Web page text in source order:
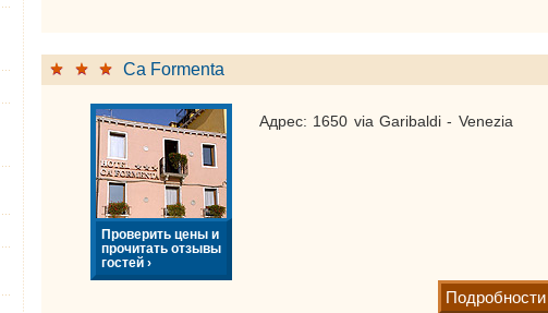
Ca Formenta
Проверить цены и
прочитать отзывы
гостей ›
Адрес: 1650 via Garibaldi - Venezia
Подробности